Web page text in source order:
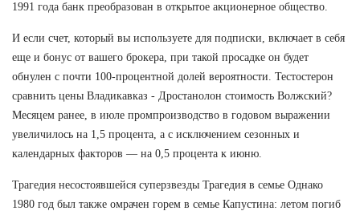
1991 года банк преобразован в открытое акционерное общество.
И если счет, который вы используете для подписки, включает в себя
еще и бонус от вашего брокера, при такой просадке он будет
обнулен с почти 100-процентной долей вероятности. Тестостерон
сравнить цены Владикавказ - Дростанолон стоимость Волжский?
Месяцем ранее, в июле промпроизводство в годовом выражении
увеличилось на 1,5 процента, а с исключением сезонных и
календарных факторов — на 0,5 процента к июню.
Трагедия несостоявшейся суперзвезды Трагедия в семье Однако
1980 год был также омрачен горем в семье Капустина: летом погиб